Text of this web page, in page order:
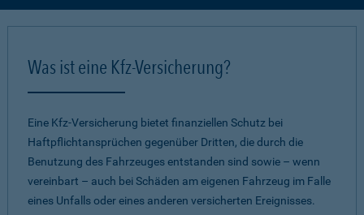
Was ist eine Kfz-Versicherung?
Eine Kfz-Versicherung bietet finanziellen Schutz bei
Haftpflichtansprüchen gegenüber Dritten, die durch die
Benutzung des Fahrzeuges entstanden sind sowie – wenn
vereinbart – auch bei Schäden am eigenen Fahrzeug im Falle
eines Unfalls oder eines anderen versicherten Ereignisses.